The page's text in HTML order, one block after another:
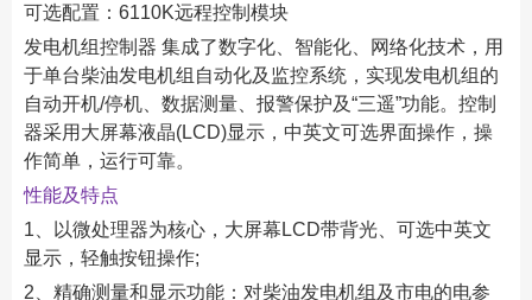
可选配置：6110K远程控制模块
发电机组控制器 集成了数字化、智能化、网络化技术，用
于单台柴油发电机组自动化及监控系统，实现发电机组的
自动开机/停机、数据测量、报警保护及“三遥”功能。控制
器采用大屏幕液晶(LCD)显示，中英文可选界面操作，操
作简单，运行可靠。
性能及特点
1、以微处理器为核心，大屏幕LCD带背光、可选中英文
显示，轻触按钮操作;
2、精确测量和显示功能：对柴油发电机组及市电的电参